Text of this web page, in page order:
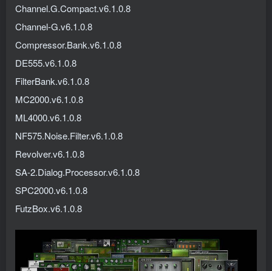
Channel.G.Compact.v6.1.0.8
Channel-G.v6.1.0.8
Compressor.Bank.v6.1.0.8
DE555.v6.1.0.8
FilterBank.v6.1.0.8
MC2000.v6.1.0.8
ML4000.v6.1.0.8
NF575.Noise.Filter.v6.1.0.8
Revolver.v6.1.0.8
SA-2.Dialog.Processor.v6.1.0.8
SPC2000.v6.1.0.8
FutzBox.v6.1.0.8